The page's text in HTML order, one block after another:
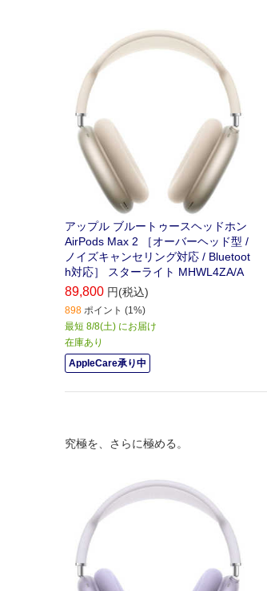
アップル ブルートゥースヘッドホン
AirPods Max 2 ［オーバーヘッド型 /
ノイズキャンセリング対応 / Bluetoot
h対応］ スターライト MHWL4ZA/A
89,800 円(税込)
898 ポイント (1%)
最短 8/8(土) にお届け
在庫あり
AppleCare承り中
究極を、さらに極める。